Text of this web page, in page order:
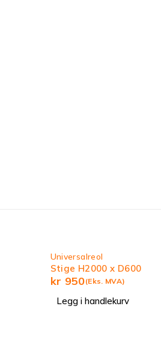
Universalreol
Stige H2000 x D600
kr 950(Eks. MVA)
Legg i handlekurv